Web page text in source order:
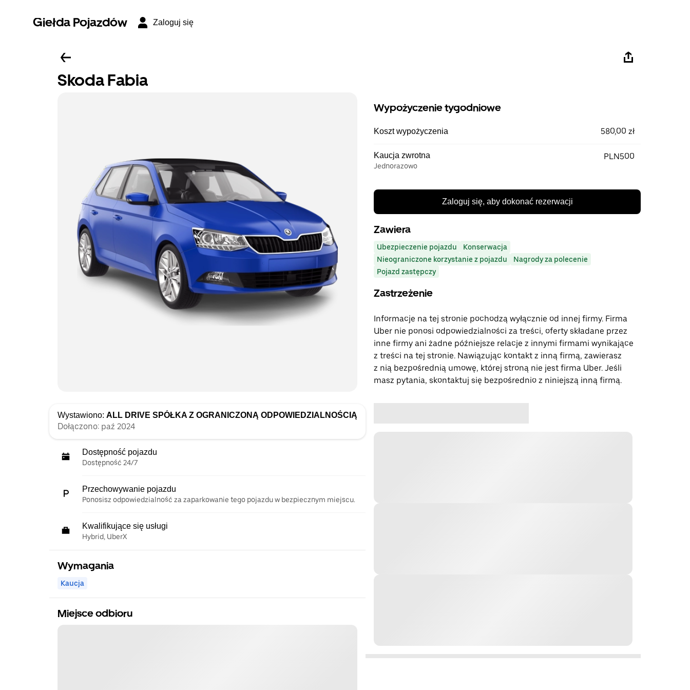
Giełda Pojazdów Zaloguj się
Skoda Fabia
Wystawiono: ALL DRIVE SPÓŁKA Z OGRANICZONĄ ODPOWIEDZIALNOŚCIĄ
Dołączono: paź 2024
Dostępność pojazdu
Dostępność 24/7
Przechowywanie pojazdu
Ponosisz odpowiedzialność za zaparkowanie tego pojazdu w bezpiecznym miejscu.
Kwalifikujące się usługi
Hybrid, UberX
Wymagania
Kaucja
Miejsce odbioru
Wypożyczenie tygodniowe
Koszt wypożyczenia 580,00 zł
Kaucja zwrotna
Jednorazowo
PLN500
Zaloguj się, aby dokonać rezerwacji
Zawiera
Ubezpieczenie pojazdu
Konserwacja
Nieograniczone korzystanie z pojazdu
Nagrody za polecenie
Pojazd zastępczy
Zastrzeżenie
Informacje na tej stronie pochodzą wyłącznie od innej firmy. Firma
Uber nie ponosi odpowiedzialności za treści, oferty składane przez
inne firmy ani żadne późniejsze relacje z innymi firmami wynikające
z treści na tej stronie. Nawiązując kontakt z inną firmą, zawierasz
z nią bezpośrednią umowę, której stroną nie jest firma Uber. Jeśli
masz pytania, skontaktuj się bezpośrednio z niniejszą inną firmą.